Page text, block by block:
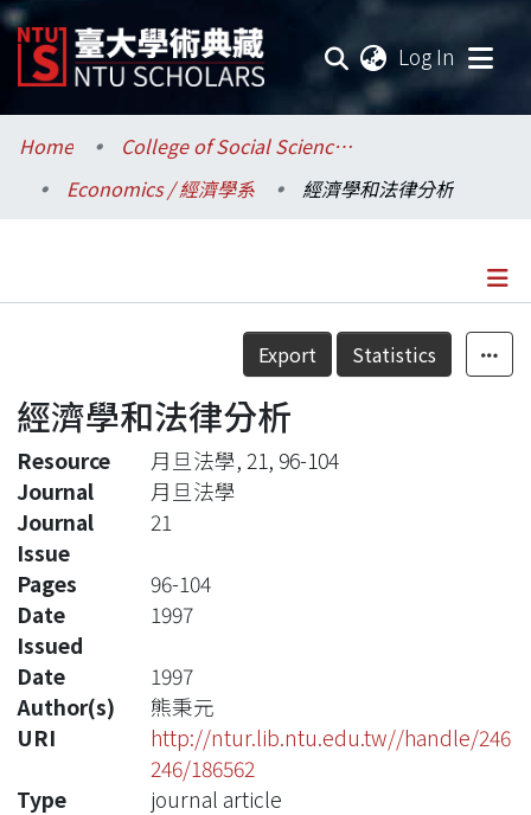
Log In
Communities & Collections
Research Outputs
Statistics
Home
College of Social Sciences / 社會科學院
Economics / 經濟學系
經濟學和法律分析
Details
Export Statistics
經濟學和法律分析
Resource
月旦法學, 21, 96-104
Journal
月旦法學
Journal
Issue
21
Pages
96-104
Date
Issued
1997
Date
1997
Author(s)
熊秉元
URI
http://ntur.lib.ntu.edu.tw//handle/246
246/186562
Type
journal article